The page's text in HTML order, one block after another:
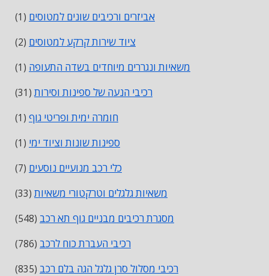
אביזרים ורכיבים שונים למטוסים (1)
ציוד שירות קרקע למטוסים (2)
משאיות ונגררים מיוחדים בשדה התעופה (1)
רכיבי הנעה של ספינות וסירות(31)
חומרה ימית ופריטי גוף (1)
ספינות שונות וציוד ימי (1)
כלי רכב מנועיים נוסעים (7)
משאיות גלגלים וטרקטורי משאיות(33)
מסגרת רכיבים מבניים גוף תא רכב (548)
רכיבי העברת כוח לרכב (786)
רכיבי מסלול סרן גלגל הגה בלם רכב (835)